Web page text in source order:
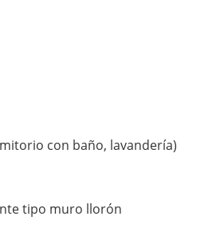
con baño, lavandería)
tipo muro llorón